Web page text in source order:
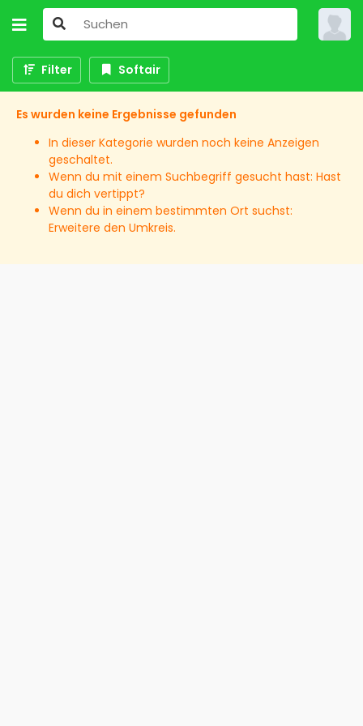
Filter Softair
Es wurden keine Ergebnisse gefunden
In dieser Kategorie wurden noch keine Anzeigen
geschaltet.
Wenn du mit einem Suchbegriff gesucht hast: Hast
du dich vertippt?
Wenn du in einem bestimmten Ort suchst:
Erweitere den Umkreis.